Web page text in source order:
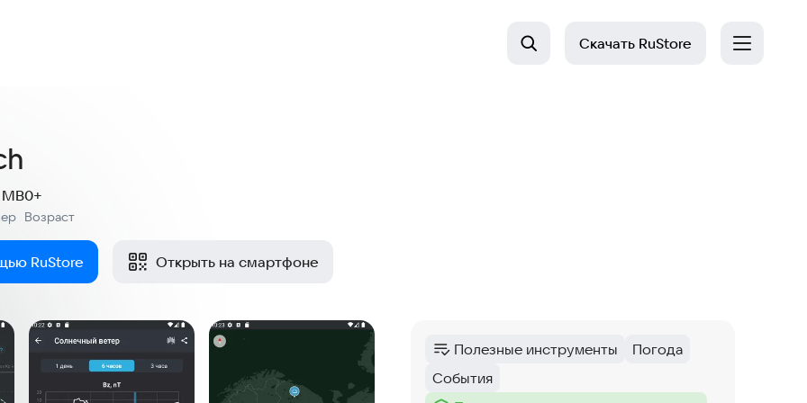
Скачать RuStore
MB
Возраст
0+
RuStore Открыть на смартфоне
Категория:
Полезные инструменты
Тег:
Погода
Тег:
События